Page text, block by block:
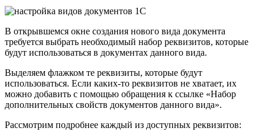
В открывшемся окне создания нового вида документа
требуется выбрать необходимый набор реквизитов, которые
будут использоваться в документах данного вида.
Выделяем флажком те реквизиты, которые будут
использоваться. Если каких-то реквизитов не хватает, их
можно добавить с помощью обращения к ссылке «Набор
дополнительных свойств документов данного вида».
Рассмотрим подробнее каждый из доступных реквизитов: